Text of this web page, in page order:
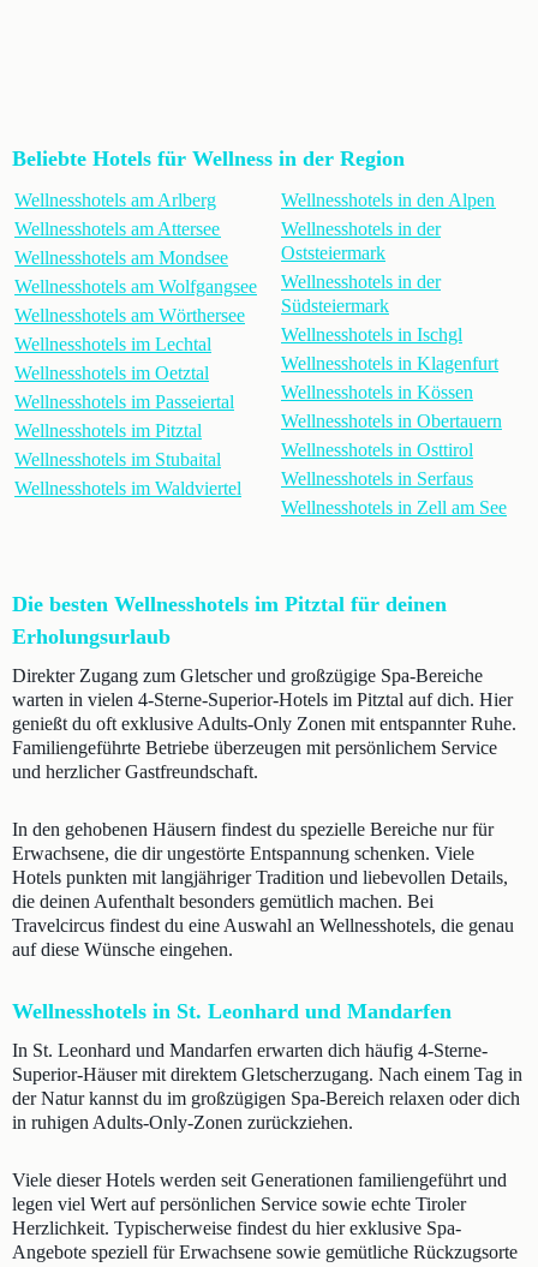
Beliebte Hotels für Wellness in der Region
Wellnesshotels am Arlberg
Wellnesshotels am Attersee
Wellnesshotels am Mondsee
Wellnesshotels am Wolfgangsee
Wellnesshotels am Wörthersee
Wellnesshotels im Lechtal
Wellnesshotels im Oetztal
Wellnesshotels im Passeiertal
Wellnesshotels im Pitztal
Wellnesshotels im Stubaital
Wellnesshotels im Waldviertel
Wellnesshotels in den Alpen
Wellnesshotels in der
Oststeiermark
Wellnesshotels in der
Südsteiermark
Wellnesshotels in Ischgl
Wellnesshotels in Klagenfurt
Wellnesshotels in Kössen
Wellnesshotels in Obertauern
Wellnesshotels in Osttirol
Wellnesshotels in Serfaus
Wellnesshotels in Zell am See
Die besten Wellnesshotels im Pitztal für deinen
Erholungsurlaub
Direkter Zugang zum Gletscher und großzügige Spa-Bereiche
warten in vielen 4-Sterne-Superior-Hotels im Pitztal auf dich. Hier
genießt du oft exklusive Adults-Only Zonen mit entspannter Ruhe.
Familiengeführte Betriebe überzeugen mit persönlichem Service
und herzlicher Gastfreundschaft.
In den gehobenen Häusern findest du spezielle Bereiche nur für
Erwachsene, die dir ungestörte Entspannung schenken. Viele
Hotels punkten mit langjähriger Tradition und liebevollen Details,
die deinen Aufenthalt besonders gemütlich machen. Bei
Travelcircus findest du eine Auswahl an Wellnesshotels, die genau
auf diese Wünsche eingehen.
Wellnesshotels in St. Leonhard und Mandarfen
In St. Leonhard und Mandarfen erwarten dich häufig 4-Sterne-
Superior-Häuser mit direktem Gletscherzugang. Nach einem Tag in
der Natur kannst du im großzügigen Spa-Bereich relaxen oder dich
in ruhigen Adults-Only-Zonen zurückziehen.
Viele dieser Hotels werden seit Generationen familiengeführt und
legen viel Wert auf persönlichen Service sowie echte Tiroler
Herzlichkeit. Typischerweise findest du hier exklusive Spa-
Angebote speziell für Erwachsene sowie gemütliche Rückzugsorte